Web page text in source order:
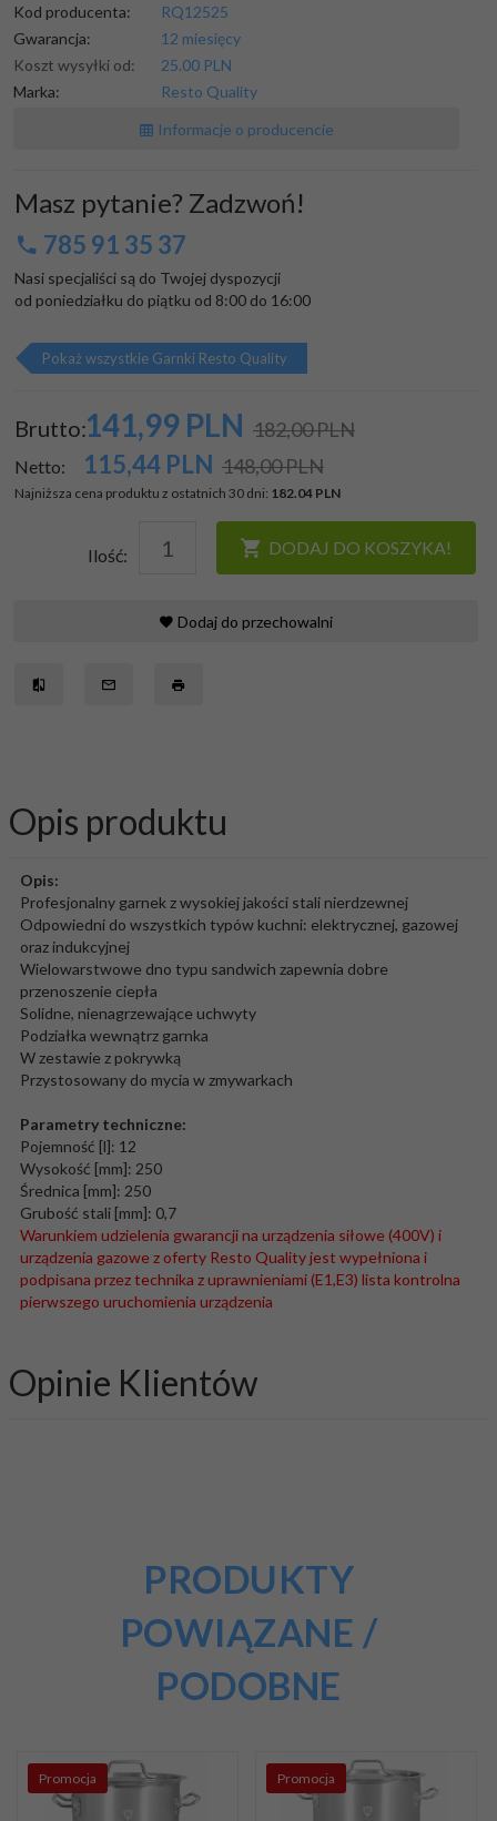
Kod producenta:
RQ12525
Gwarancja:
12 miesięcy
Koszt wysyłki od:
25.00 PLN
Marka:
Resto Quality
Informacje o producencie
Masz pytanie? Zadzwoń!
785 91 35 37
Nasi specjaliści są do Twojej dyspozycji
od poniedziałku do piątku od 8:00 do 16:00
Pokaż wszystkie Garnki Resto Quality
Brutto:141,99 PLN 182,00 PLN
Netto: 115,44 PLN 148,00 PLN
Najniższa cena produktu z ostatnich 30 dni: 182.04 PLN
Ilość: DODAJ DO KOSZYKA!
Dodaj do przechowalni
Opis produktu
Opis:
Profesjonalny garnek z wysokiej jakości stali nierdzewnej
Odpowiedni do wszystkich typów kuchni: elektrycznej, gazowej
oraz indukcyjnej
Wielowarstwowe dno typu sandwich zapewnia dobre
przenoszenie ciepła
Solidne, nienagrzewające uchwyty
Podziałka wewnątrz garnka
W zestawie z pokrywką
Przystosowany do mycia w zmywarkach
Parametry techniczne:
Pojemność [l]: 12
Wysokość [mm]: 250
Średnica [mm]: 250
Grubość stali [mm]: 0,7
Warunkiem udzielenia gwarancji na urządzenia siłowe (400V) i
urządzenia gazowe z oferty Resto Quality jest wypełniona i
podpisana przez technika z uprawnieniami (E1,E3) lista kontrolna
pierwszego uruchomienia urządzenia
Opinie Klientów
PRODUKTY
POWIĄZANE /
PODOBNE
Promocja Promocja